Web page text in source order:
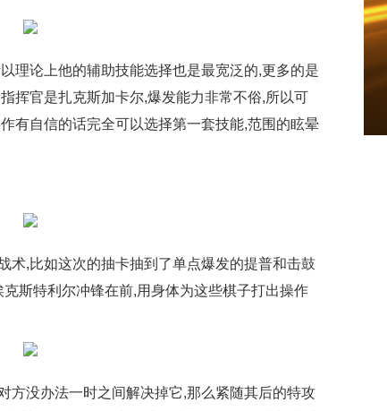
理论上他的辅助技能选择也是最宽泛的,更多的是
挥官是扎克斯加卡尔,爆发能力非常不俗,所以可
有自信的话完全可以选择第一套技能,范围的眩晕
术,比如这次的抽卡抽到了单点爆发的提普和击鼓
斯特利尔冲锋在前,用身体为这些棋子打出操作
方没办法一时之间解决掉它,那么紧随其后的特攻